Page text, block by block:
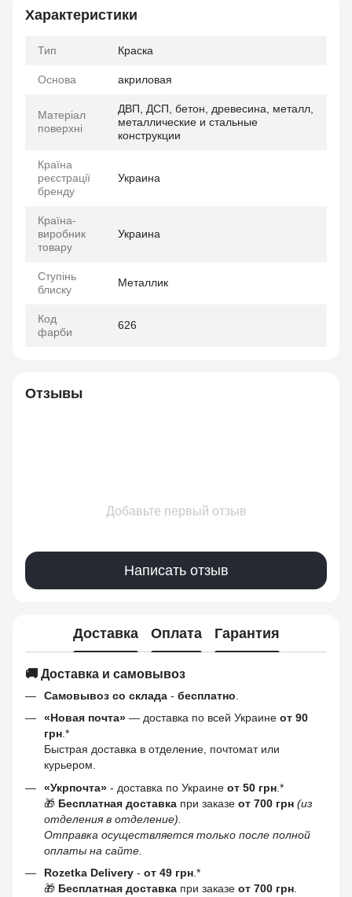
Характеристики
Тип Краска
Основа акриловая
Матеріал
поверхні
ДВП, ДСП, бетон, древесина, металл,
металлические и стальные
конструкции
Країна
реєстрації
бренду
Украина
Країна-
виробник
товару
Украина
Ступінь
блиску
Металлик
Код
фарби
626
Отзывы
Добавьте первый отзыв
Написать отзыв
Доставка Оплата Гарантия
🚚 Доставка и самовывоз
Самовывоз со склада - бесплатно
«Новая почта» — доставка по всей Украине от 90
грн.*
Быстрая доставка в отделение, почтомат или
курьером.
«Укрпочта» - доставка по Украине от 50 грн .*
🎁 Бесплатная доставка при заказе от 700 грн (из
отделения в отделение).
Отправка осуществляется только после полной
оплаты на сайте.
Rozetka Delivery - от 49 грн .*
🎁 Бесплатная доставка при заказе от 700 грн